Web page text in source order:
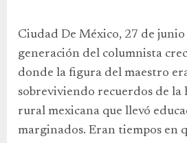
Ciudad De México, 27 de
generación del columnista
donde la figura del maestro
sobreviviendo recuerdos de la
rural mexicana que llevó
marginados. Eran tiempos en